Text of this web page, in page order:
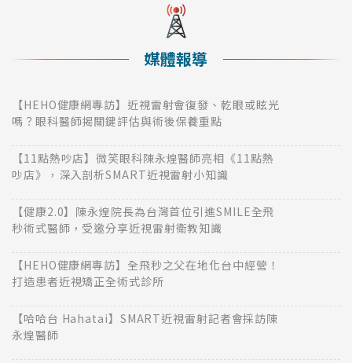
媒體報導
【HEHO健康網專訪】近視雷射會復發、乾眼或眩光
嗎？眼科醫師揭關鍵評估與術後保養重點
【11點熱吵店】微笑眼科陳永煌醫師亮相《11點熱
吵店》，深入剖析SMART近視雷射小知識
【健康2.0】陳永煌院長為台灣首位引進SMILE全飛
秒術式醫師，受邀分享近視雷射衛教知識
【HEHO健康網專訪】全飛秒之父在地化台中經營！
打造患者近視矯正全術式診所
【哈哈台 Hahatai】SMART近視雷射記者會採訪陳
永煌醫師